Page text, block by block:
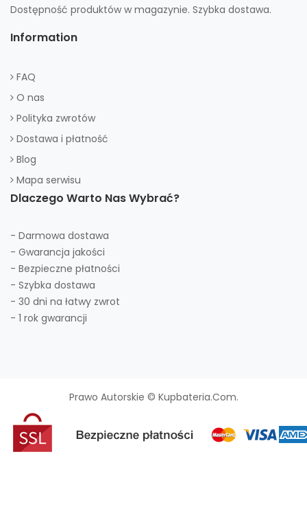
Dostępność produktów w magazynie. Szybka dostawa.
Information
FAQ
O nas
Polityka zwrotów
Dostawa i płatność
Blog
Mapa serwisu
Dlaczego Warto Nas Wybrać?
- Darmowa dostawa
- Gwarancja jakości
- Bezpieczne płatności
- Szybka dostawa
- 30 dni na łatwy zwrot
- 1 rok gwarancji
Prawo Autorskie © Kupbateria.com.